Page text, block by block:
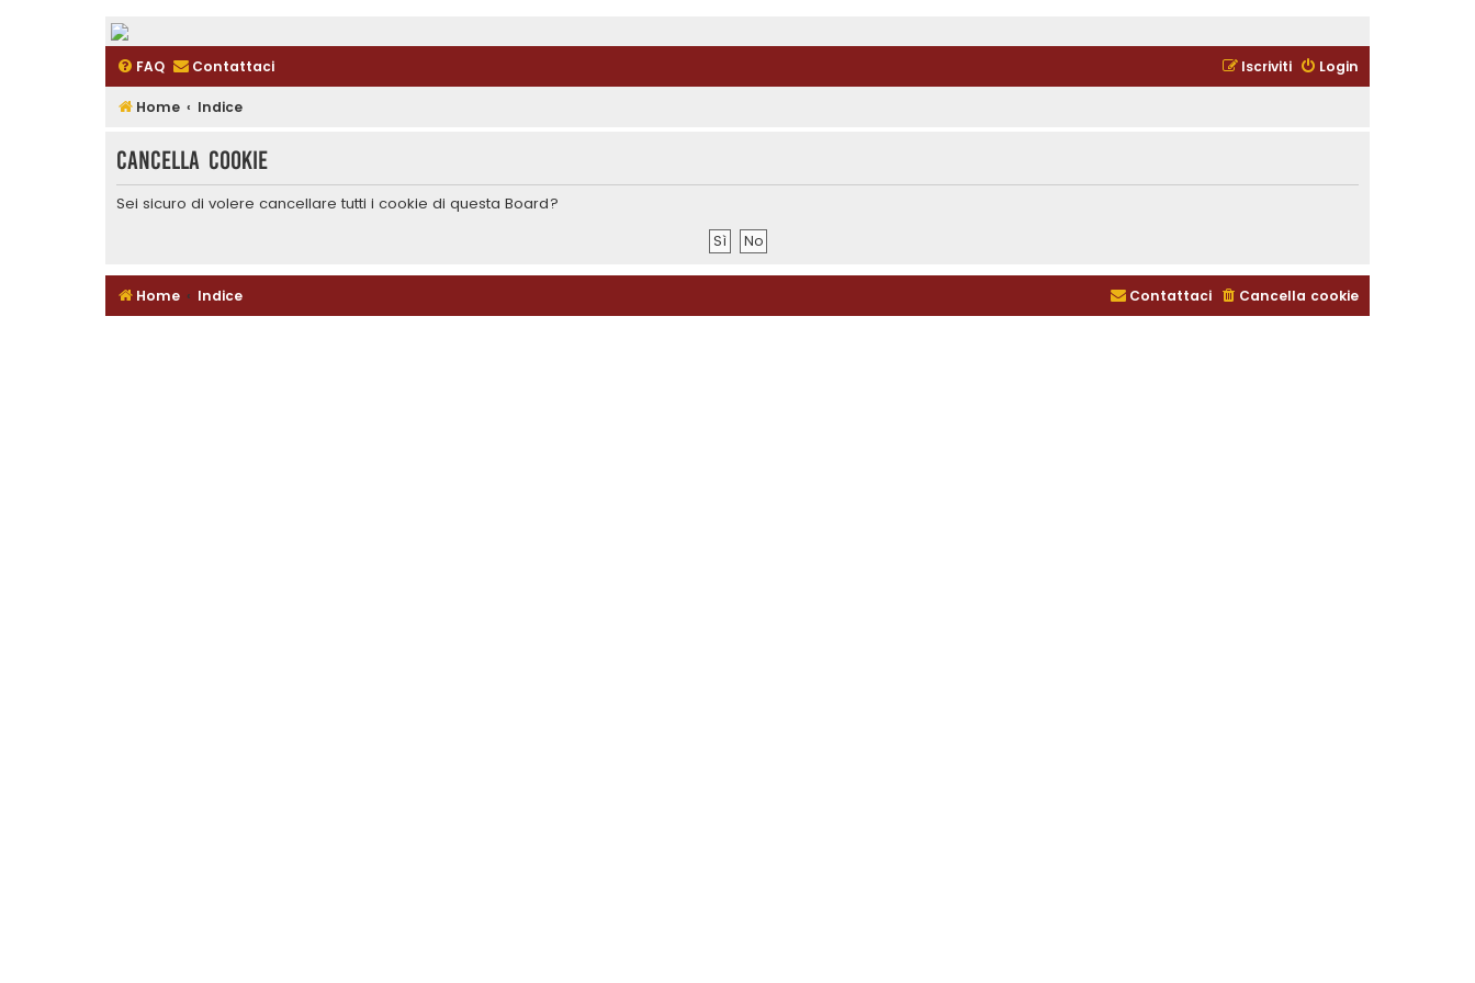
FAQ Contattaci Login
Iscriviti
Home Indice
Cancella cookie
Sei sicuro di volere cancellare tutti i cookie di questa Board?
Home Indice Cancella cookie
Contattaci